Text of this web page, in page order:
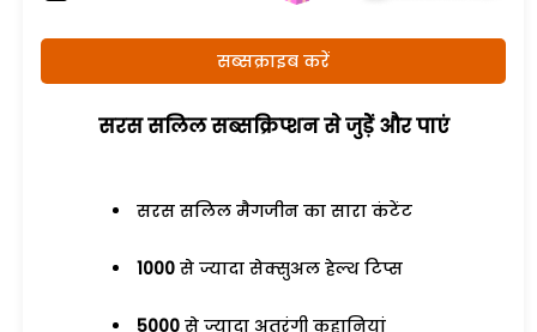
सब्सक्राइब करें
सरस सलिल सब्सक्रिप्शन से जुड़ेें और पाएं
सरस सलिल मैगजीन का सारा कंटेंट
1000 से ज्यादा सेक्सुअल हेल्थ टिप्स
5000 से ज्यादा अतरंगी कहानियां